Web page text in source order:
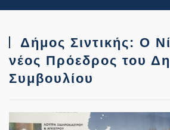
Δήμος Σιντικής: Ο
νέος Πρόεδρος του
Συμβουλίου